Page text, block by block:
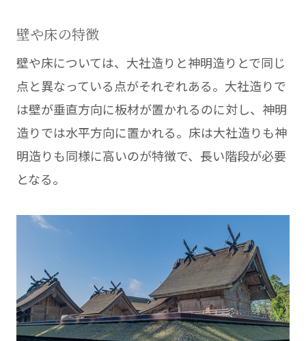
壁や床の特徴
壁や床については、大社造りと神明造りとで同じ
点と異なっている点がそれぞれある。大社造りで
は壁が垂直方向に板材が置かれるのに対し、神明
造りでは水平方向に置かれる。床は大社造りも神
明造りも同様に高いのが特徴で、長い階段が必要
となる。